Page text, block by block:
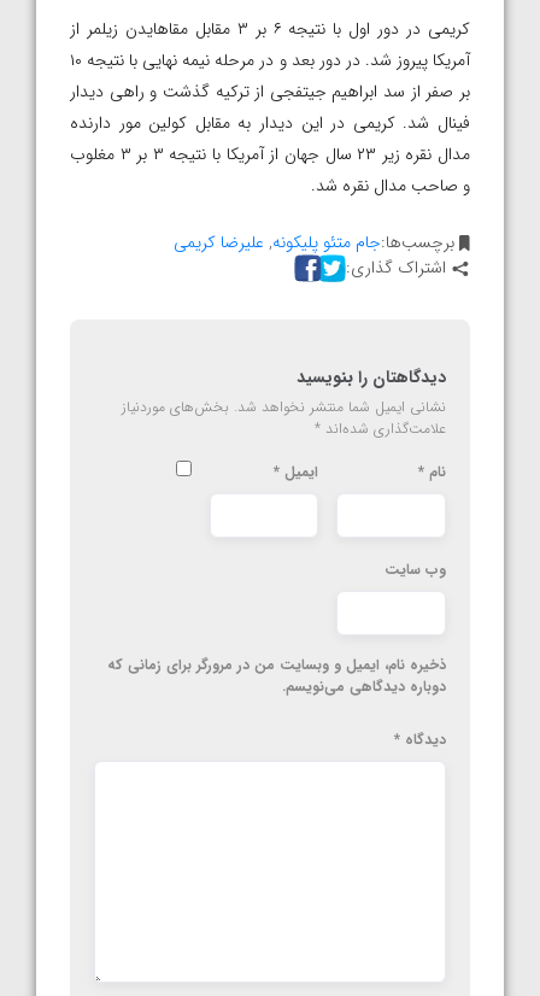
کریمی در دور اول با نتیجه ۶ بر ۳ مقابل مقاهایدن زیلمر از
آمریکا پیروز شد. در دور بعد و در مرحله نیمه نهایی با نتیجه ۱۰
بر صفر از سد ابراهیم جیتفجی از ترکیه گذشت و راهی دیدار
فینال شد. کریمی در این دیدار به مقابل کولین مور دارنده
مدال نقره زیر ۲۳ سال جهان از آمریکا با نتیجه ۳ بر ۳ مغلوب
و صاحب مدال نقره شد.
برچسب‌ها:جام متئو پلیکونه, علیرضا کریمی
اشتراک گذاری:
دیدگاهتان را بنویسید
نشانی ایمیل شما منتشر نخواهد شد. بخش‌های موردنیاز
علامت‌گذاری شده‌اند *
نام * ایمیل *
وب‌ سایت
ذخیره نام، ایمیل و وبسایت من در مرورگر برای زمانی که
دوباره دیدگاهی می‌نویسم.
دیدگاه *